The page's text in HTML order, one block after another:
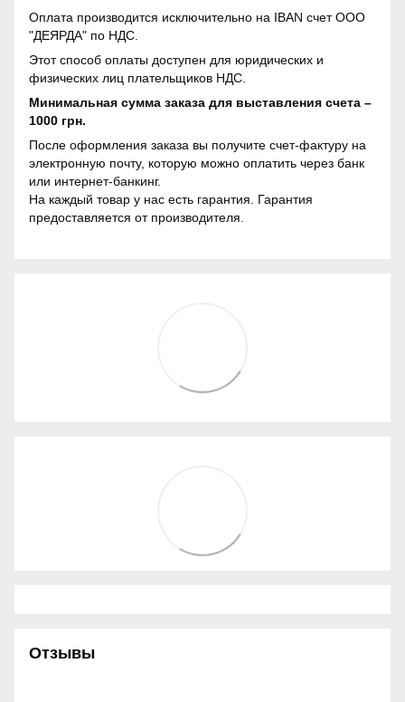
Оплата производится исключительно на IBAN счет ООО
"ДЕЯРДА" по НДС.
Этот способ оплаты доступен для юридических и
физических лиц плательщиков НДС.
Минимальная сумма заказа для выставления счета –
1000 грн.
После оформления заказа вы получите счет-фактуру на
электронную почту, которую можно оплатить через банк
или интернет-банкинг.
На каждый товар у нас есть гарантия. Гарантия
предоставляется от производителя.
Отзывы